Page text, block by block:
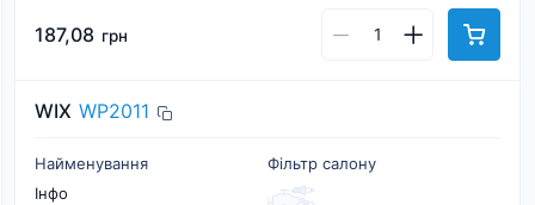
187,08 грн
WIX WP2011
Найменування
Фільтр салону
Інфо